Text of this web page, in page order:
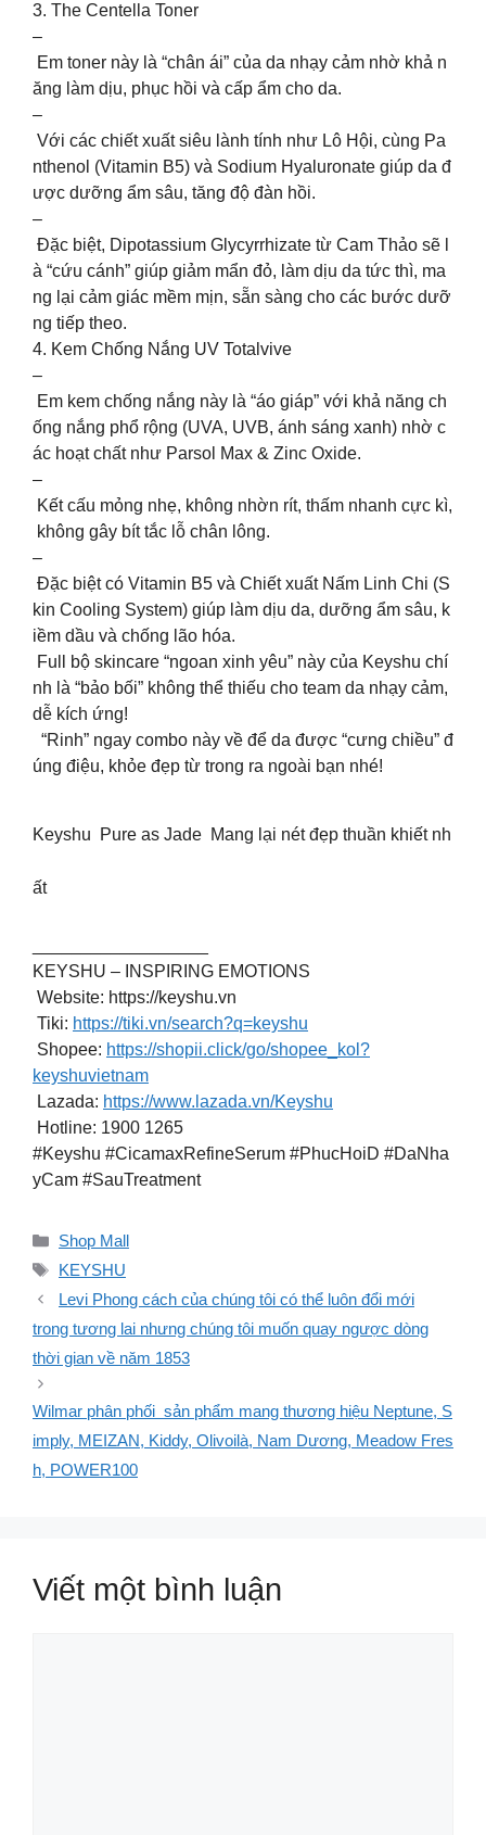
3. The Centella Toner
–
Em toner này là “chân ái” của da nhạy cảm nhờ khả n
ăng làm dịu, phục hồi và cấp ẩm cho da.
–
Với các chiết xuất siêu lành tính như Lô Hội, cùng Pa
nthenol (Vitamin B5) và Sodium Hyaluronate giúp da đ
ược dưỡng ẩm sâu, tăng độ đàn hồi.
–
Đặc biệt, Dipotassium Glycyrrhizate từ Cam Thảo sẽ l
à “cứu cánh” giúp giảm mẩn đỏ, làm dịu da tức thì, ma
ng lại cảm giác mềm mịn, sẵn sàng cho các bước dưỡ
ng tiếp theo.
4. Kem Chống Nắng UV Totalvive
–
Em kem chống nắng này là “áo giáp” với khả năng ch
ống nắng phổ rộng (UVA, UVB, ánh sáng xanh) nhờ c
ác hoạt chất như Parsol Max & Zinc Oxide.
–
Kết cấu mỏng nhẹ, không nhờn rít, thấm nhanh cực kì,
không gây bít tắc lỗ chân lông.
–
Đặc biệt có Vitamin B5 và Chiết xuất Nấm Linh Chi (S
kin Cooling System) giúp làm dịu da, dưỡng ẩm sâu, k
iềm dầu và chống lão hóa.
Full bộ skincare “ngoan xinh yêu” này của Keyshu chí
nh là “bảo bối” không thể thiếu cho team da nhạy cảm,
dễ kích ứng!
“Rinh” ngay combo này về để da được “cưng chiều” đ
úng điệu, khỏe đẹp từ trong ra ngoài bạn nhé!
Keyshu Pure as Jade Mang lại nét đẹp thuần khiết nh
ất
KEYSHU – INSPIRING EMOTIONS
Website: https://keyshu.vn
️ Tiki: https://tiki.vn/search?q=keyshu
Shopee: https://shopii.click/go/shopee_kol?
keyshuvietnam
Lazada: https://www.lazada.vn/Keyshu
Hotline: 1900 1265
#Keyshu #CicamaxRefineSerum #PhucHoiD #DaNha
yCam #SauTreatment
Danh
mục
Shop Mall
Thẻ
KEYSHU
Levi Phong cách của chúng tôi có thể luôn đổi mới
trong tương lai nhưng chúng tôi muốn quay ngược dòng
thời gian về năm 1853
Wilmar phân phối sản phẩm mang thương hiệu Neptune, S
imply, MEIZAN, Kiddy, Olivoilà, Nam Dương, Meadow Fres
h, POWER100
Viết một bình luận